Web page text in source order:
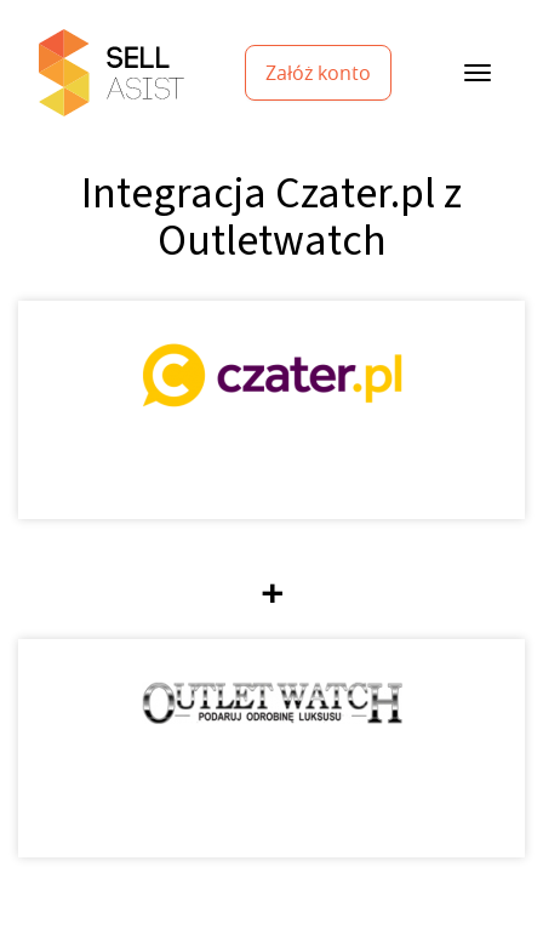
Załóż konto
Integracja Czater.pl z
Outletwatch
+